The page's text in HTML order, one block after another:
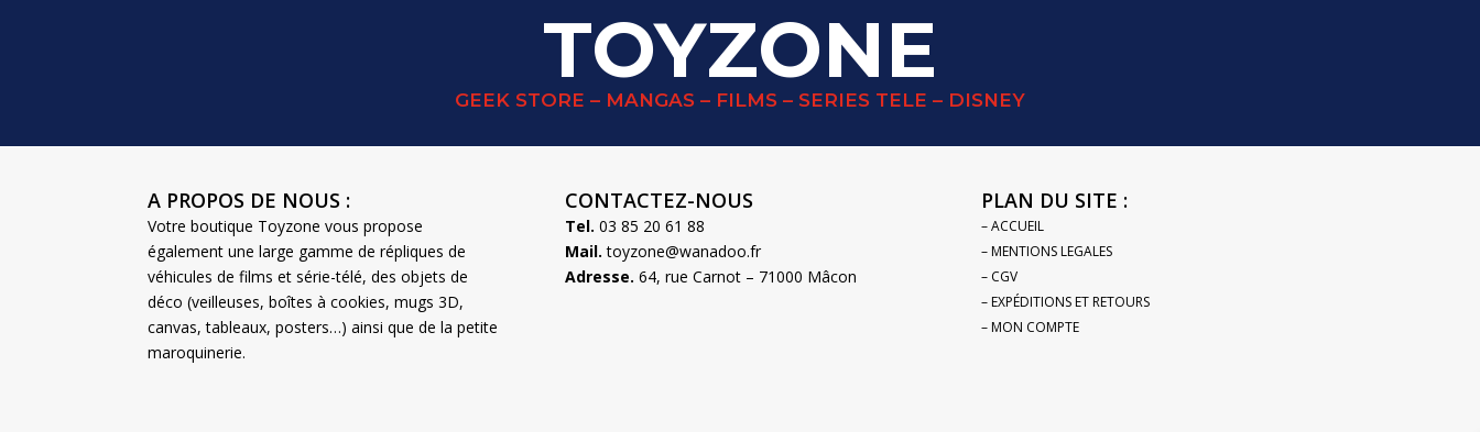
TOYZONE
GEEK STORE – MANGAS – FILMS – SERIES TELE – DISNEY
A PROPOS DE NOUS :
Votre boutique Toyzone vous propose
également une large gamme de répliques de
véhicules de films et série-télé, des objets de
déco (veilleuses, boîtes à cookies, mugs 3D,
canvas, tableaux, posters…) ainsi que de la petite
maroquinerie.
CONTACTEZ-NOUS
Tel. 03 85 20 61 88
Mail. toyzone@wanadoo.fr
Adresse. 64, rue Carnot – 71000 Mâcon
PLAN DU SITE :
– ACCUEIL
– MENTIONS LEGALES
– CGV
– EXPÉDITIONS ET RETOURS
– MON COMPTE